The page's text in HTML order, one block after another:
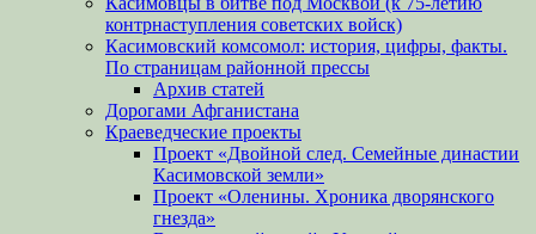
контрнаступления советских войск)
Касимовский комсомол: история, цифры, факты.
По страницам районной прессы
Архив статей
Дорогами Афганистана
Краеведческие проекты
Проект «Двойной след. Семейные династии
Касимовской земли»
Проект «Оленины. Хроника дворянского
гнезда»